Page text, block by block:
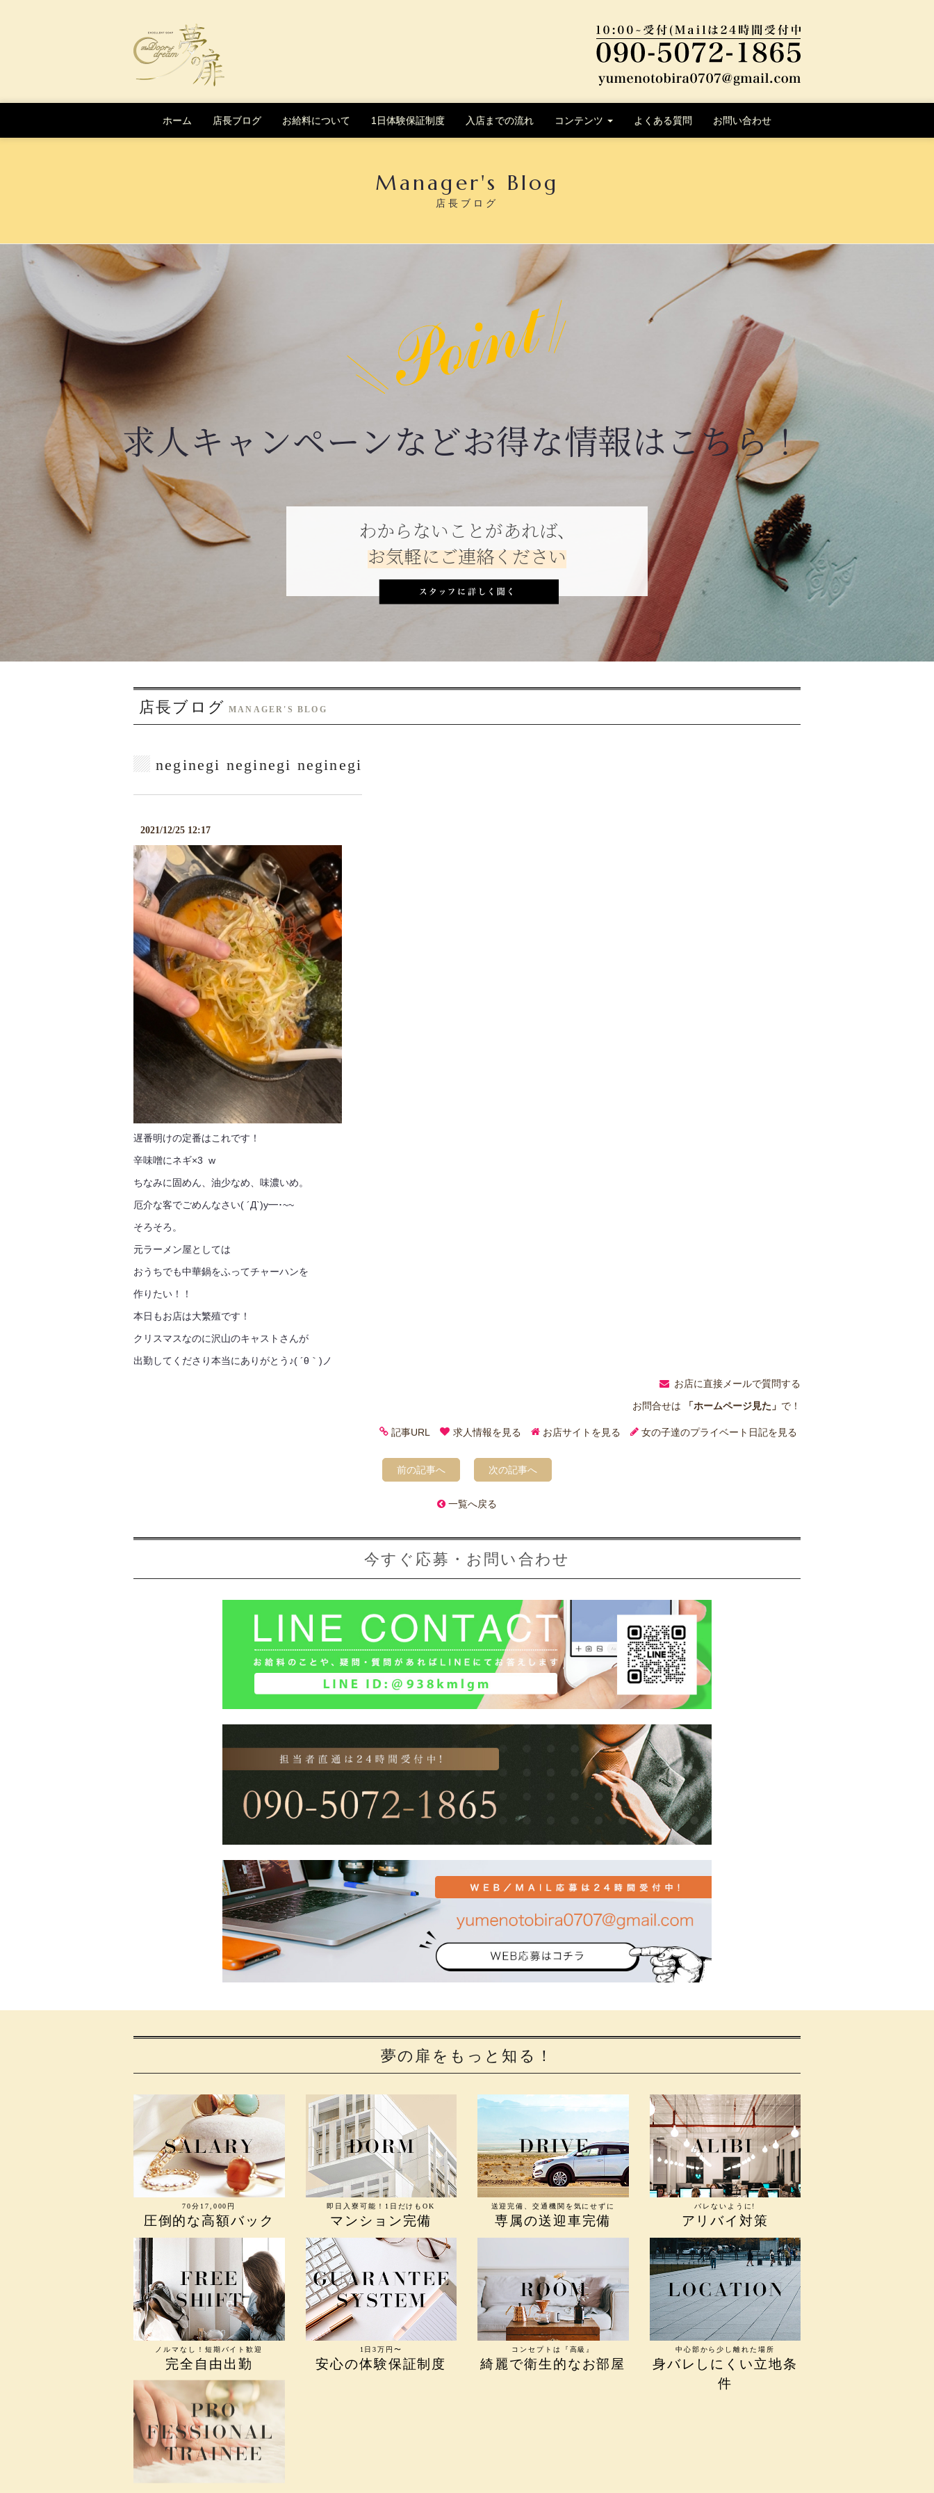
ホーム 店長ブログ お給料について 1日体験保証制度 入店までの流れ コンテンツ よくある質問 お問い合わせ
Manager's Blog
店長ブログ
わからないことがあれば、
お気軽にご連絡ください
求人キャンペーンなどお得な情報はこちら！
店長ブログ MANAGER'S BLOG
neginegi neginegi neginegi
2021/12/25 12:17
遅番明けの定番はこれです！
辛味噌にネギ×3 w
ちなみに固めん、油少なめ、味濃いめ。
厄介な客でごめんなさい( ´Д`)y━･~~
そろそろ。
元ラーメン屋としては
おうちでも中華鍋をふってチャーハンを
作りたい！！
本日もお店は大繁殖です！
クリスマスなのに沢山のキャストさんが
出勤してくださり本当にありがとう♪( ´θ｀)ノ
お店に直接メールで質問する
お問合せは
「ホームページ見た」 で！
記事URL 求人情報を見る お店サイトを見る 女の子達のプライベート日記を見る
前の記事へ 次の記事へ
一覧へ戻る
今すぐ応募・お問い合わせ
夢の扉をもっと知る！
70分17,000円
圧倒的な高額バック
即日入寮可能！1日だけもOK
マンション完備
送迎完備、交通機関を気にせずに
専属の送迎車完備
バレないように!
アリバイ対策
ノルマなし！短期バイト歓迎
完全自由出勤
1日3万円〜
安心の体験保証制度
コンセプトは『高級』
綺麗で衛生的なお部屋
中心部から少し離れた場所
身バレしにくい立地条
件